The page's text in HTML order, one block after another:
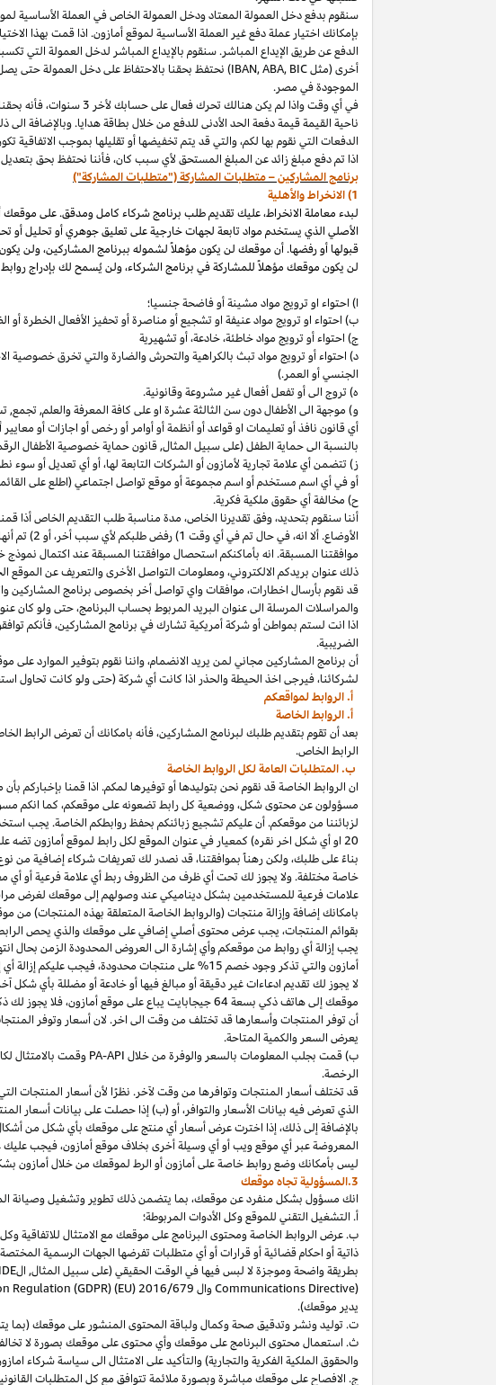
بإمكانك اختيار عملة دفع غير العملة الأساسية لموقع أمازون. اذا قمت بهذا
الدفع عن طريق الإيداع المباشر. سنقوم بالإيداع المباشر لدخل العمولة التي
أخرى (مثل
IBAN,ABA, BIC ) نحتفظ بحقنا بالاحتفاظ على دخل العمولة حتى
الموجودةفي مصر.
في أي وقتواذا لم يكن هنالك تحرك فعال على حسابك لأخر 3 سنوات،فأنه
ناحية القيمة قيمة دفعة الحد الأدنى للدفع من خلال بطاقة هدايا. وبالإضافة الى
الدفعات التي نقوم بها لكم،والتي قد يتم تخفيضها أو تقليلها بموجب الاتفاقية
اذا تم دفع مبلغ زائد عن المبلغ المستحق لأي سبب كان،فأننا نحتفظ بحق
برنامج المشاركين – متطلبات المشاركة ("متطلبات المشاركة")
1) الانخراط والأهلية
لبدء معاملة الانخراط، عليك تقديم طلب برنامج شركاء كامل ومدقق. على
الأصلي الذي يستخدم مواد تابعة لجهات خارجية على تعليق جوهري أو تحليل
قبولها أو رفضها. أن موقعك لن يكون مؤهلاً لشموله ببرنامج المشاركين، ولن
لن يكون موقعك مؤهلاً للمشاركة في برنامج الشركاء، ولن يُسمح لك بإدراج
ا) احتواء او ترويج مواد مشينة أو فاضحة جنسيا؛
ب) احتواء او ترويج موادعنيفة او تشجيع أو مناصرة أو تحفيز الأفعال الخطرة أو
ج) احتواء أو ترويج موادخاطئة،خادعة،أو تشهيرية
د) احتواء أو ترويج مواد تبث بالكراهية والتحرش والضارة والتي تخرق خصوصية
الجنسي أو العمر.)
ه) تروج الى أو تفعل أفعال غير مشروعة وقانونية.
و) موجهة الى الأطفال دون سن الثالثة عشرة او على كافة المعرفة والعلم,
أي قانون نافذ أو تعليمات او قواعد أو أنظمة أو أوامر أو رخص أو اجازات أو
بالنسبة الى حماية الطفل (على سبيل المثال, قانون حماية خصوصية الأطفال
ز) تتضمن أي علامة تجارية لأمازون أو الشركات التابعة لها،أو أي تعديل أو سوء
أو في أي اسم مستخدم أو اسم مجموعة أو موقع تواصل اجتماعي (اطلع على
ح) مخالفة أي حقوق ملكية فكرية.
أننا سنقوم بتحديد،وفق تقديرنا الخاص، مدة مناسبة طلب التقديم الخاص أذا
الأوضاع. ألا انه،في حال تم في أي وقت 1) رفض طلبكم لأي سبب أخر،أو 2) تم أنهاء حسابكم بسبب أي خرق أو مخالفة (وفق تقديرنا
موافقتنا المسبقة. انه بأماكنكم استحصال موافقتنا المسبقة عند اكتمال
ذلك عنوان بريدكم الالكتروني،ومعلومات التواصل الأخرى والتعريف عن الموقع
قد نقوم بأرسال اخطارات، موافقات واي تواصل أخر بخصوص برنامج المشاركين
والمراسلات المرسلة الى عنوان البريد المربوط بحساب البرنامج،حتى ولو كان
اذا انت لستم بمواطن أو شركة أمريكية تشارك في برنامج المشاركين،فأنكم
الضريبية.
أن برنامج المشاركين مجاني لمن يريد الانضمام،واننا نقوم بتوفير الموارد على
لشركائنا،فيرجى اخذ الحيطة والحذر اذا كانت أي شركة (حتى ولو كانت تحاول
أ. الروابط لمواقعكم
أ. الروابط الخاصة
بعد أن تقوم بتقديم طلبك لبرنامج المشاركين،فأنه بامكانكأن تعرض الرابط
الرابط الخاص.
ب. المتطلبات العامة لكل الروابط الخاصة
ان الروابط الخاصة قد نقوم نحن بتوليدها أو توفيرها لمكم. اذا قمنا بإخباركم
مسؤولون عن محتوىشكل،ووضعية كل رابط تضعونه على موقعكم، كما انكم
لزبائننا من موقعكم. أن عليكم تشجيع زبائنكم بحفظ روابطكم الخاصة. يجب
20او أي شكل اخر نقره) كمعيار في عنوان الموقع لكل رابط لموقع أمازون تضه
بناءً على طلبك، ولكن رهناً بموافقتنا، قد نصدر لك تعريفات شركاء إضافية من
خاصة مختلفة. ولا يجوز لك تحت أي ظرف من الظروف ربط أي علامة فرعية أو أي
علامات فرعية للمستخدمين بشكل ديناميكي عند وصولهم إلى موقعك لغرض
بامكانك إضافة وإزالة منتجات (والروابط الخاصة المتعلقة بهذه المنتجات)
بقوائم المنتجات، يجب عرض محتوىأصلي إضافي على موقعك والذي يحص
يجب إزالة أي روابط من موقعكم وأي إشارة الى العروض المحدودة الزمن بحال
أمازون والتي تذكر وجود خصم 15% على منتجات محدودة،فيجب عليكم إزالة أي إشارة الى الخصم 15% في
لا يجوز لك تقديم ادعاءاتغيردقيقةأو مبالغفيهاأوخادعةأو مضللة بأيشكل
موقعكإلىهاتفذكي بسعة جيجابايت يباععلى موقعأمازون،فلا يجوز لك
أن توفر المنتجات وأسعارها قد تختلف من وقت الى اخر. لان أسعار وتوفر
يعرض السعر والكمية المتاحة.
ب) قمت بجلب المعلومات بالسعر والوفرة من خلال PA-API وقمت بالامتثال
الرخصة.
قد تختلف أسعار المنتجات وتوافرها من وقت لآخر. نظرًا لأن أسعار المنتجات
الذي تعرض فيه بيانات الأسعار والتوافر، أو (ب) إذا حصلت على بيانات أسعار
بالإضافة إلىذلك، إذا اخترتعرضأسعار أي منتجعلى موقعك بأيشكل من
المعروضةعبر أي موقعويبأوأيوسيلةأخرى بخلاف موقعأمازون،فيجبعليك
ليس بأمكانكوضع روابط خاصة على أمازون أو الرط لموقعك من خلال أمازون
3.المسؤولية تجاه موقعك
انك مسؤول بشكل منفرد عن موقعك، بما يتضمن ذلك تطويروتشغيلوصيانة
أ. التشغيل التقني للموقع وكل الأدوات المربوطة؛
ب. عرض الروابط الخاصة ومحتوى البرنامج على موقعك مع الامتثال للاتفاقية وكل
ذاتية أو احكام قضائية أو قرارات أو أي متطلبات تفرضها الجهات الرسمية
بطريقة واضحة وموجزة لا لبس فيها في الوقت الحقيقي(على سبيل المثال, ال
Communications Directive) وال Regulation (GDPR) (EU) 2016/679
يدير موقعك).
ت. توليد ونشر وتدقيق صحة وكمال ولباقة المحتوى المنشور على موقعك
ث. استعمال محتوى البرنامج على موقعك وأي محتوى على موقعك بصورة لا
والحقوق الملكية الفكرية والتجارية) والتأكيد على الامتثال الى سياسة شركاء
ج. الافصاح على موقعك مباشرة وبصورة ملائمة تتوافق مع كل المتطلبات